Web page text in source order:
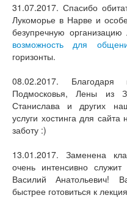
31.07.2017. Спасибо
Лукоморье в Нарве и
безупречную
возможность для
горизонты.
08.02.2017. Благодаря
Подмосковья, Лены из
Станислава и других
услуги хостинга для
заботу :)
13.01.2017. Заменена
очень интенсивно
Василий Анатольевич!
быстрее готовиться к